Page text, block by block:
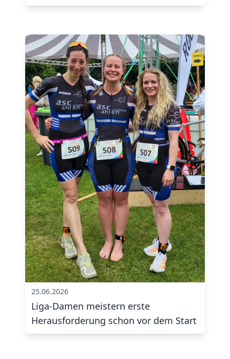
25.06.2026
Liga-Damen meistern erste
Herausforderung schon vor dem Start